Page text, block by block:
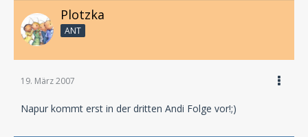
Plotzka
ANT
19. März 2007
Napur kommt erst in der dritten Andi Folge vor!;)